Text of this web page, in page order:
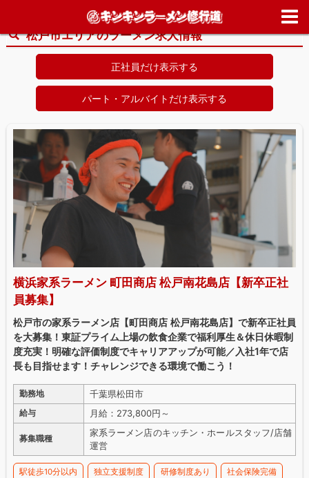
求人情報>千葉県>松戸市
松戸市エリアのラーメン求人情報
正社員だけ表示する
パート・アルバイトだけ表示する
横浜家系ラーメン 町田商店 松戸南花島店【新卒正社
員募集】
松戸市の家系ラーメン店【町田商店 松戸南花島店】で新卒正社員
を大募集！東証プライム上場の飲食企業で福利厚生＆休日休暇制
度充実！明確な評価制度でキャリアアップが可能／入社1年で店
長も目指せます！チャレンジできる環境で働こう！
勤務地 千葉県松田市
給与 月給：273,800円～
募集職種
家系ラーメン店のキッチン・ホールスタッフ/店舗
運営
駅徒歩10分以内 独立支援制度 研修制度あり 社会保険完備